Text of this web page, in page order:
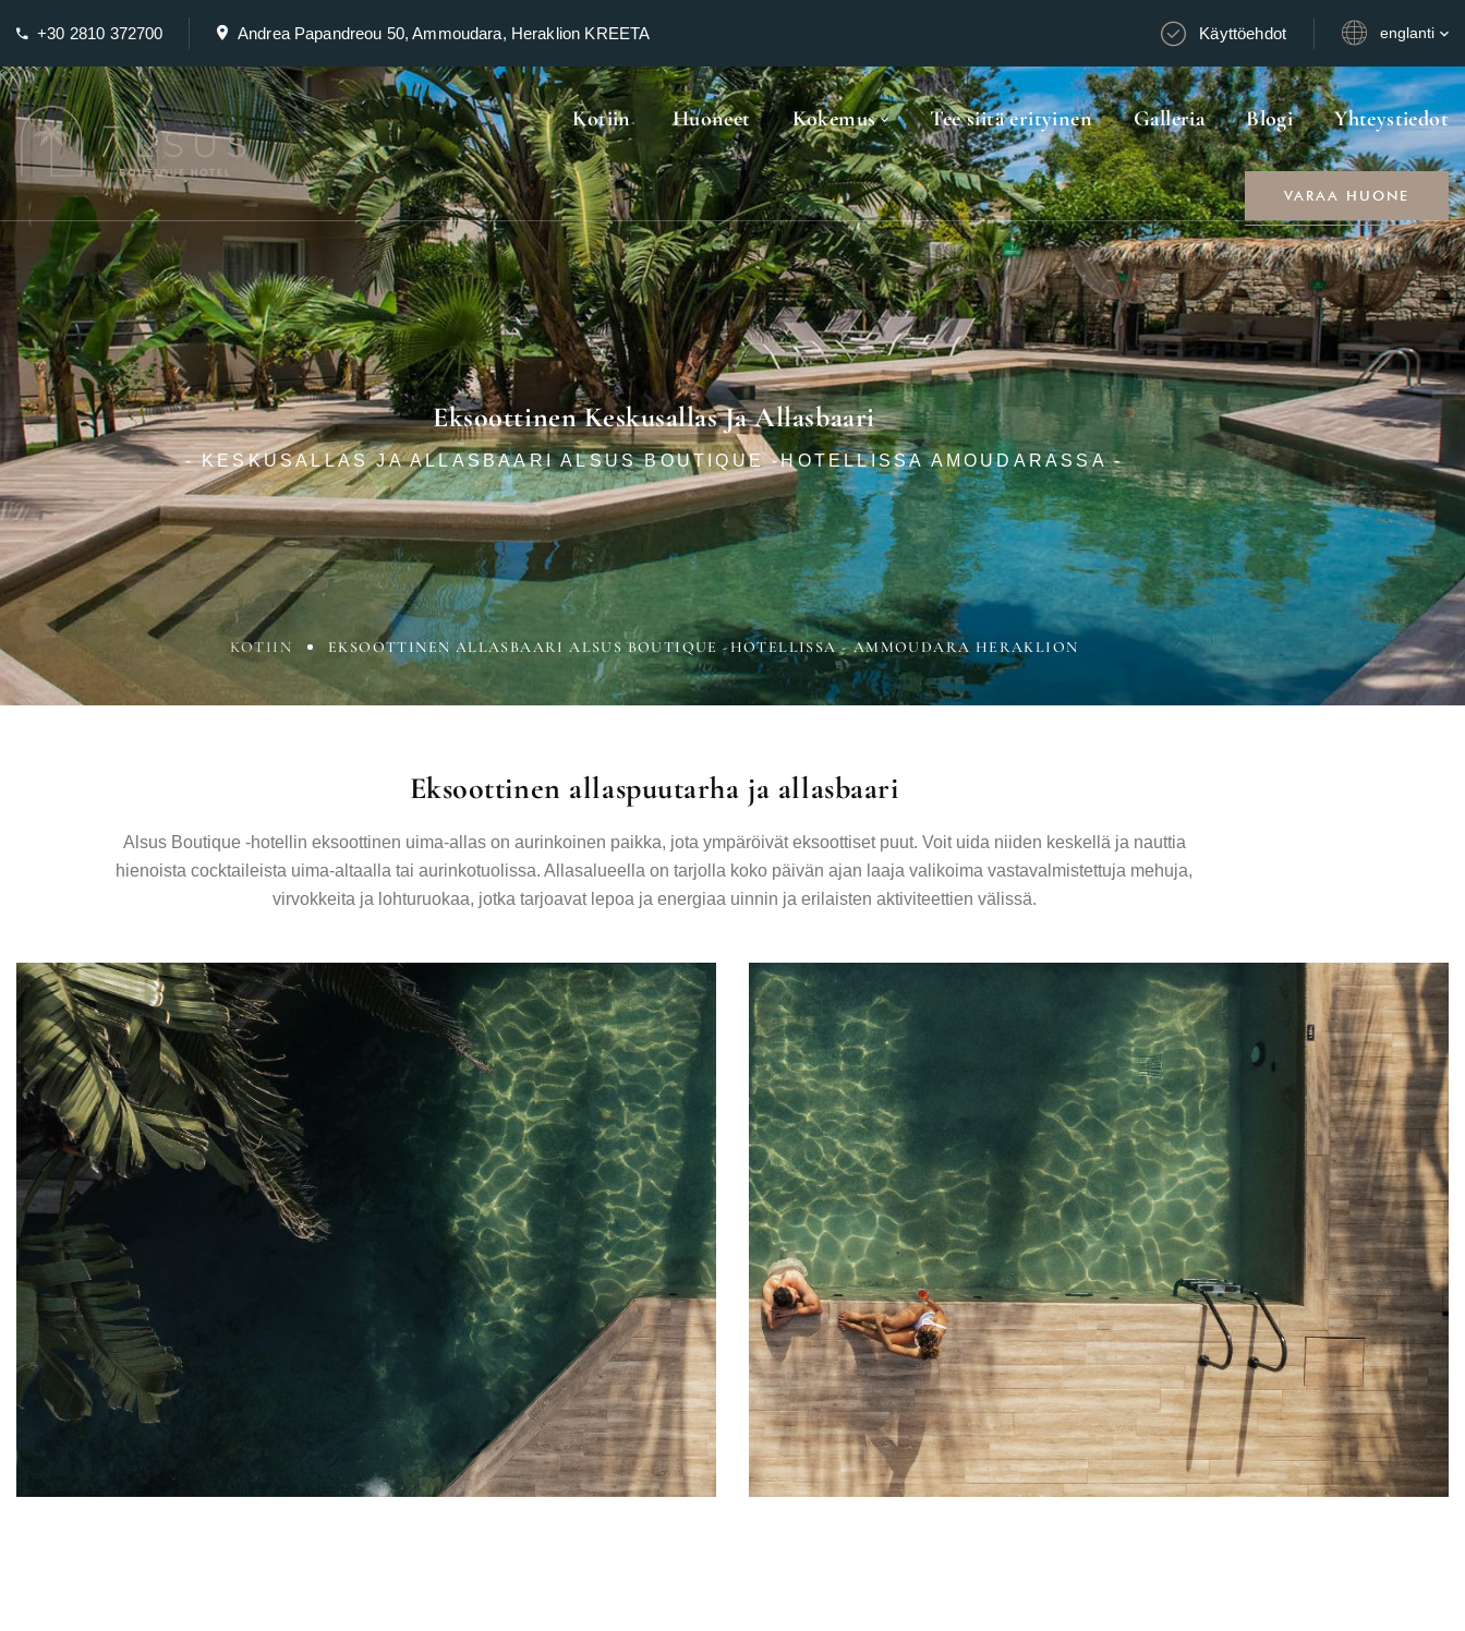
+30 2810 372700 Andrea Papandreou 50, Ammoudara, Heraklion KREETA Käyttöehdot englanti
Kotiin Huoneet Kokemus Tee siitä erityinen Galleria Blogi Yhteystiedot
VARAA HUONE
Eksoottinen Keskusallas Ja Allasbaari
- KESKUSALLAS JA ALLASBAARI ALSUS BOUTIQUE -HOTELLISSA AMOUDARASSA -
KOTIIN EKSOOTTINEN ALLASBAARI ALSUS BOUTIQUE -HOTELLISSA - AMMOUDARA HERAKLION
Eksoottinen allaspuutarha ja allasbaari
Alsus Boutique -hotellin eksoottinen uima-allas on aurinkoinen paikka, jota ympäröivät eksoottiset puut. Voit uida niiden keskellä ja nauttia
hienoista cocktaileista uima-altaalla tai aurinkotuolissa. Allasalueella on tarjolla koko päivän ajan laaja valikoima vastavalmistettuja mehuja,
virvokkeita ja lohturuokaa, jotka tarjoavat lepoa ja energiaa uinnin ja erilaisten aktiviteettien välissä.